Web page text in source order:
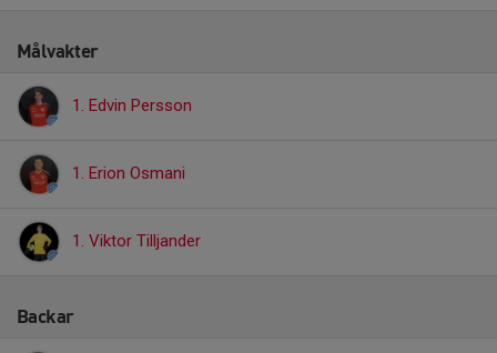
Målvakter
1. Edvin Persson
1. Erion Osmani
1. Viktor Tilljander
Backar